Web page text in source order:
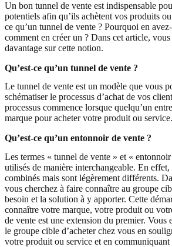
Un bon tunnel de vente est indispensable
potentiels afin qu’ils achètent vos produits
ce qu’un tunnel de vente ? Pourquoi en
comment en créer un ? Dans cet article,
davantage sur cette notion.
Qu’est-ce qu’un tunnel de vente ?
Le tunnel de vente est un modèle que vous
schématiser le processus d’achat de vos
processus commence lorsque quelqu’un
marque pour acheter votre produit ou service.
Qu’est-ce qu’un entonnoir de vente ?
Les termes « tunnel de vente » et «
utilisés de manière interchangeable. En
combinés mais sont légèrement différents.
vous cherchez à faire connaître au groupe
besoin et la solution à y apporter. Cette
connaître votre marque, votre produit ou
de vente est une extension du premier. Vous
le groupe cible d’acheter chez vous en
votre produit ou service et en communiquant